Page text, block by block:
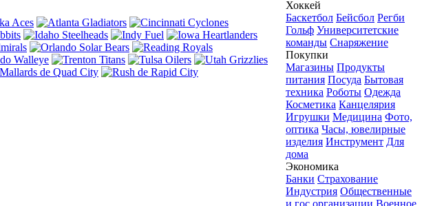
Хоккей
Баскетбол Бейсбол Регби
Гольф Университетские
команды Снаряжение
Покупки
Магазины Продукты
питания Посуда Бытовая
техника Роботы Одежда
Косметика Канцелярия
Игрушки Медицина Фото,
оптика Часы, ювелирные
изделия Инструмент Для
дома
Экономика
Банки Страхование
Индустрия Общественные